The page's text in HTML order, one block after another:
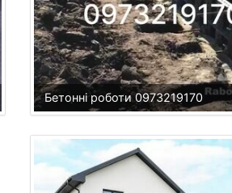
Бетонні роботи 0973219170